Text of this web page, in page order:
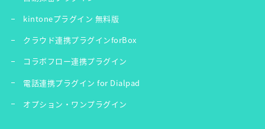
kintoneプラグイン 無料版
クラウド連携プラグインforBox
コラボフロー連携プラグイン
電話連携プラグイン for Dialpad
オプション・ワンプラグイン